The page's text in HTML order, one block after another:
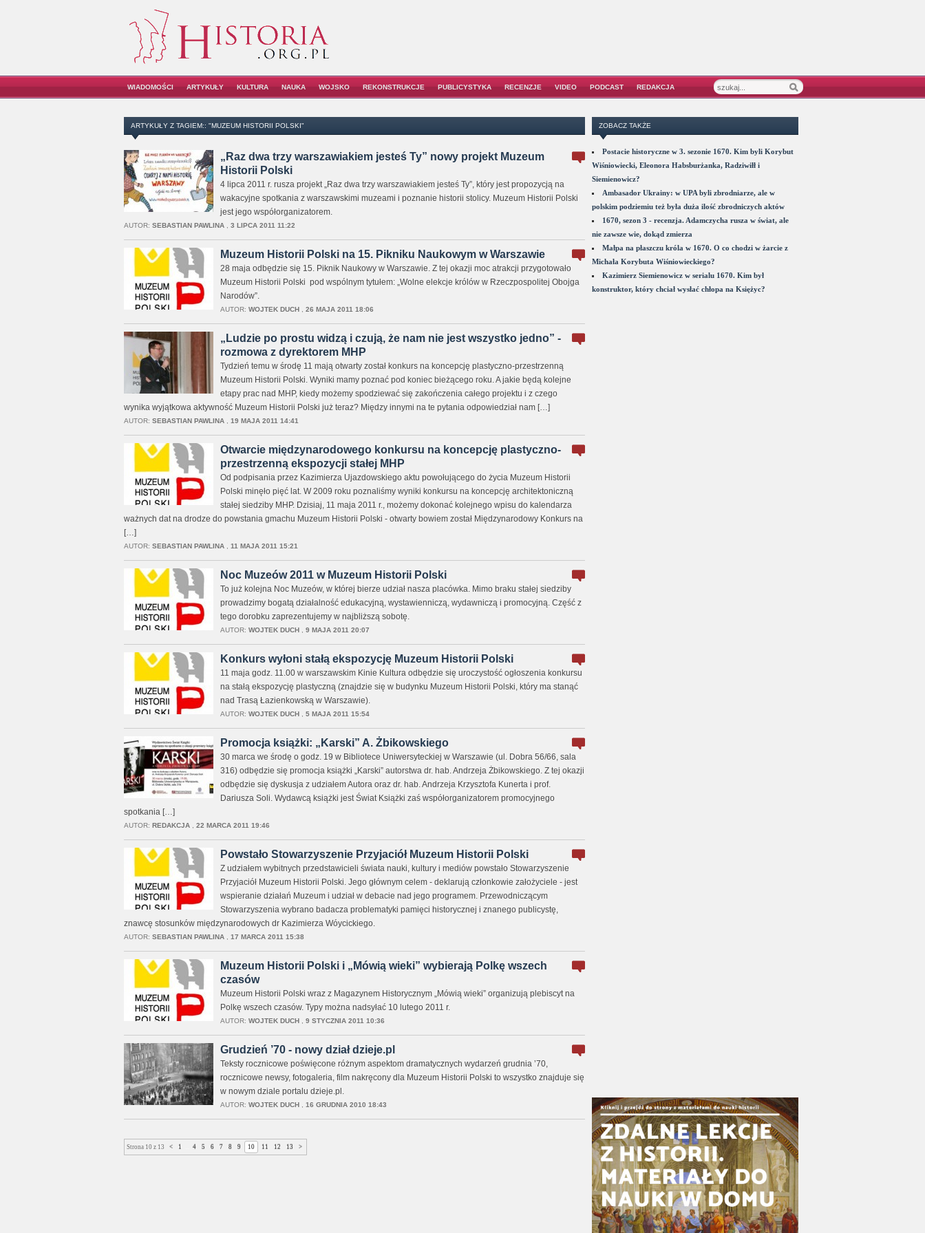
WIADOMOŚCI ARTYKUŁY KULTURA NAUKA WOJSKO REKONSTRUKCJE PUBLICYSTYKA RECENZJE VIDEO PODCAST REDAKCJA
ARTYKUŁY Z TAGIEM:: "MUZEUM HISTORII POLSKI"
„Raz dwa trzy warszawiakiem jesteś Ty” nowy projekt Muzeum
Historii Polski
4 lipca 2011 r. rusza projekt „Raz dwa trzy warszawiakiem jesteś Ty”, który jest propozycją na
wakacyjne spotkania z warszawskimi muzeami i poznanie historii stolicy. Muzeum Historii Polski
jest jego współorganizatorem.
AUTOR: SEBASTIAN PAWLINA, 3 LIPCA 2011 11:22
Muzeum Historii Polski na 15. Pikniku Naukowym w Warszawie
28 maja odbędzie się 15. Piknik Naukowy w Warszawie. Z tej okazji moc atrakcji przygotowało
Muzeum Historii Polski pod wspólnym tytułem: „Wolne elekcje królów w Rzeczpospolitej Obojga
Narodów”.
AUTOR: WOJTEK DUCH, 26 MAJA 2011 18:06
„Ludzie po prostu widzą i czują, że nam nie jest wszystko jedno” -
rozmowa z dyrektorem MHP
Tydzień temu w środę 11 mają otwarty został konkurs na koncepcję plastyczno-przestrzenną
Muzeum Historii Polski. Wyniki mamy poznać pod koniec bieżącego roku. A jakie będą kolejne
etapy prac nad MHP, kiedy możemy spodziewać się zakończenia całego projektu i z czego
wynika wyjątkowa aktywność Muzeum Historii Polski już teraz? Między innymi na te pytania odpowiedział nam […]
AUTOR: SEBASTIAN PAWLINA, 19 MAJA 2011 14:41
Otwarcie międzynarodowego konkursu na koncepcję plastyczno-
przestrzenną ekspozycji stałej MHP
Od podpisania przez Kazimierza Ujazdowskiego aktu powołującego do życia Muzeum Historii
Polski minęło pięć lat. W 2009 roku poznaliśmy wyniki konkursu na koncepcję architektoniczną
stałej siedziby MHP. Dzisiaj, 11 maja 2011 r., możemy dokonać kolejnego wpisu do kalendarza
ważnych dat na drodze do powstania gmachu Muzeum Historii Polski - otwarty bowiem został Międzynarodowy Konkurs na
[…]
AUTOR: SEBASTIAN PAWLINA, 11 MAJA 2011 15:21
Noc Muzeów 2011 w Muzeum Historii Polski
To już kolejna Noc Muzeów, w której bierze udział nasza placówka. Mimo braku stałej siedziby
prowadzimy bogatą działalność edukacyjną, wystawienniczą, wydawniczą i promocyjną. Część z
tego dorobku zaprezentujemy w najbliższą sobotę.
AUTOR: WOJTEK DUCH, 9 MAJA 2011 20:07
Konkurs wyłoni stałą ekspozycję Muzeum Historii Polski
11 maja godz. 11.00 w warszawskim Kinie Kultura odbędzie się uroczystość ogłoszenia konkursu
na stałą ekspozycję plastyczną (znajdzie się w budynku Muzeum Historii Polski, który ma stanąć
nad Trasą Łazienkowską w Warszawie).
AUTOR: WOJTEK DUCH, 5 MAJA 2011 15:54
Promocja książki: „Karski” A. Żbikowskiego
30 marca we środę o godz. 19 w Bibliotece Uniwersyteckiej w Warszawie (ul. Dobra 56/66, sala
316) odbędzie się promocja książki „Karski” autorstwa dr. hab. Andrzeja Żbikowskiego. Z tej okazji
odbędzie się dyskusja z udziałem Autora oraz dr. hab. Andrzeja Krzysztofa Kunerta i prof.
Dariusza Soli. Wydawcą książki jest Świat Książki zaś współorganizatorem promocyjnego
spotkania […]
AUTOR: REDAKCJA, 22 MARCA 2011 19:46
Powstało Stowarzyszenie Przyjaciół Muzeum Historii Polski
Z udziałem wybitnych przedstawicieli świata nauki, kultury i mediów powstało Stowarzyszenie
Przyjaciół Muzeum Historii Polski. Jego głównym celem - deklarują członkowie założyciele - jest
wspieranie działań Muzeum i udział w debacie nad jego programem. Przewodniczącym
Stowarzyszenia wybrano badacza problematyki pamięci historycznej i znanego publicystę,
znawcę stosunków międzynarodowych dr Kazimierza Wóycickiego.
AUTOR: SEBASTIAN PAWLINA, 17 MARCA 2011 15:38
Muzeum Historii Polski i „Mówią wieki” wybierają Polkę wszech
czasów
Muzeum Historii Polski wraz z Magazynem Historycznym „Mówią wieki” organizują plebiscyt na
Polkę wszech czasów. Typy można nadsyłać 10 lutego 2011 r.
AUTOR: WOJTEK DUCH, 9 STYCZNIA 2011 10:36
Grudzień ’70 - nowy dział dzieje.pl
Teksty rocznicowe poświęcone różnym aspektom dramatycznych wydarzeń grudnia ’70,
rocznicowe newsy, fotogaleria, film nakręcony dla Muzeum Historii Polski to wszystko znajduje się
w nowym dziale portalu dzieje.pl.
AUTOR: WOJTEK DUCH, 16 GRUDNIA 2010 18:43
Strona 10 z 13 < 1 4 5 6 7 8 9 10 11 12 13 >
ZOBACZ TAKŻE
Postacie historyczne w 3. sezonie 1670. Kim byli Korybut
Wiśniowiecki, Eleonora Habsburżanka, Radziwiłł i
Siemienowicz?
Ambasador Ukrainy: w UPA byli zbrodniarze, ale w
polskim podziemiu też była duża ilość zbrodniczych aktów
1670, sezon 3 - recenzja. Adamczycha rusza w świat, ale
nie zawsze wie, dokąd zmierza
Małpa na płaszczu króla w 1670. O co chodzi w żarcie z
Michała Korybuta Wiśniowieckiego?
Kazimierz Siemienowicz w serialu 1670. Kim był
konstruktor, który chciał wysłać chłopa na Księżyc?